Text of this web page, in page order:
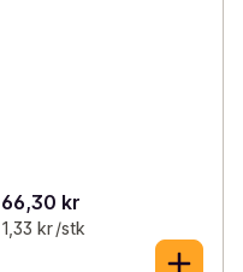
66,30 kr
1,33 kr /stk